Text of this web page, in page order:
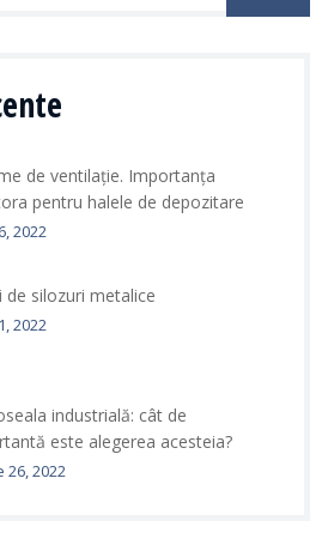
de ventilație. Importanța
pentru halele de depozitare
2022
de silozuri metalice
2022
industrială: cât de
este alegerea acesteia?
26, 2022